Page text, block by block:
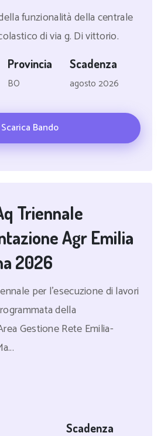
funzionalità della centrale
di via g. Di vittorio.
Provincia
BO
Scadenza
agosto 2026
Scarica Bando
Triennale
Agr Emilia
2026
per l'esecuzione di lavori
della
Gestione Rete Emilia-
Scadenza